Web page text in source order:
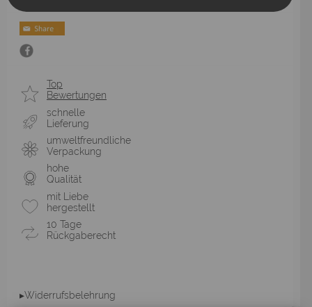
Top
Bewertungen
schnelle
Lieferung
umweltfreundliche
Verpackung
hohe
Qualität
mit Liebe
hergestellt
10 Tage
Rückgaberecht
▸Widerrufsbelehrung